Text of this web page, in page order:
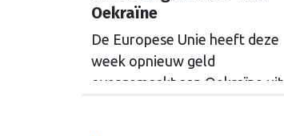
Oekraïne
De Europese Unie heeft deze
week opnieuw geld
overgemaakt aan Oekraïne uit